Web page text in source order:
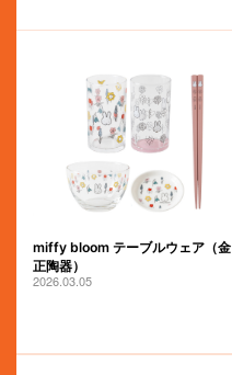
miffy bloom テーブルウェア（金
正陶器）
2026.03.05